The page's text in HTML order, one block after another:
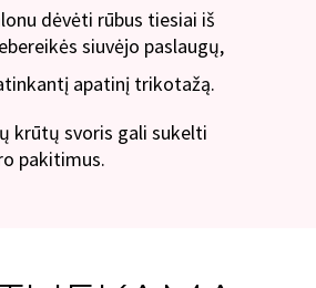
dėvėti rūbus tiesiai iš
siuvėjo paslaugų,
apatinį trikotažą.
krūtų svoris gali sukelti
pakitimus.